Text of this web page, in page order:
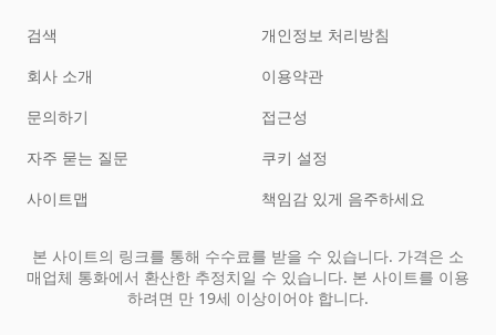
검색
회사 소개
문의하기
자주 묻는 질문
사이트맵
개인정보 처리방침
이용약관
접근성
쿠키 설정
책임감 있게 음주하세요
본 사이트의 링크를 통해 수수료를 받을 수 있습니다. 가격은 소
매업체 통화에서 환산한 추정치일 수 있습니다. 본 사이트를 이용
하려면 만 19세 이상이어야 합니다.